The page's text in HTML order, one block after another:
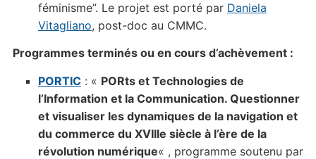
féminisme”. Le projet est porté par Daniela
Vitagliano, post-doc au CMMC.
Programmes terminés ou en cours d’achèvement :
PORTIC: « PORts et Technologies de
l’Information et la Communication. Questionner
et visualiser les dynamiques de la navigation et
du commerce du XVIIIe siècle à l’ère de la
révolution numérique« , programme soutenu par